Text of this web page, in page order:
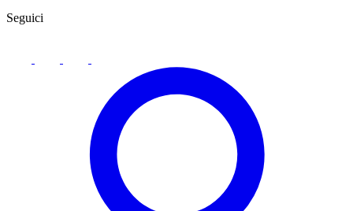
Seguici